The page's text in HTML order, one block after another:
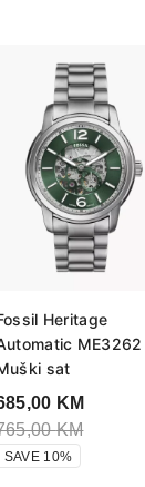
Heritage
ME3262
sat
KM
KM
SAVE 10%